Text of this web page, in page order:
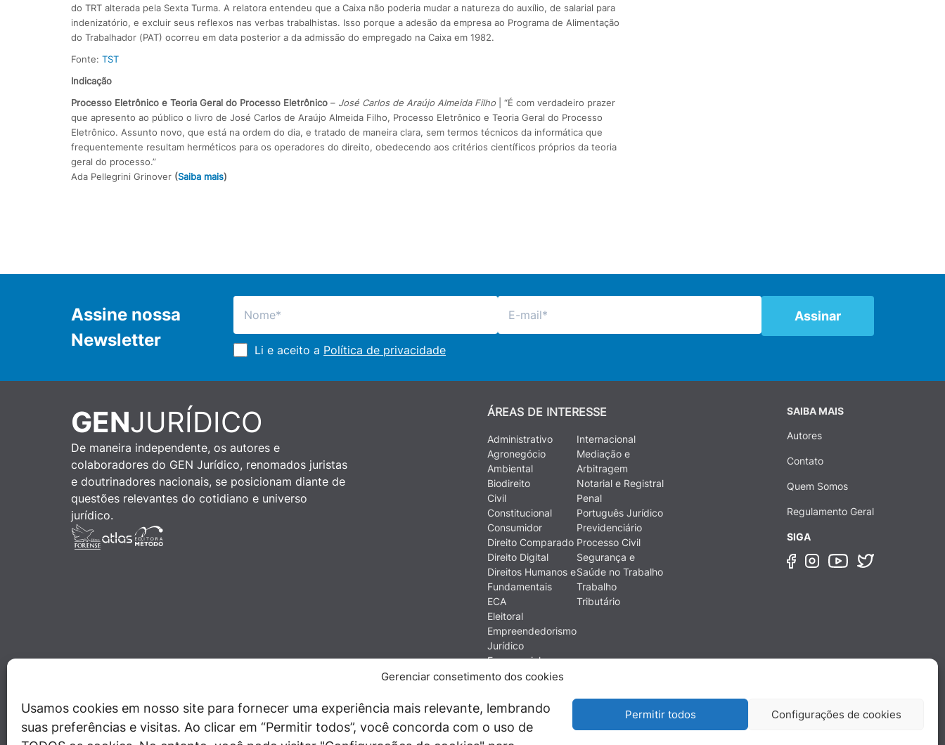
Gerenciar consetimento dos cookies
Usamos cookies em nosso site para fornecer uma experiência mais relevante, lembrando
suas preferências e visitas. Ao clicar em “Permitir todos”, você concorda com o uso de
Permitir todos Configurações de cookies
do TRT alterada pela Sexta Turma. A relatora entendeu que a Caixa não poderia mudar a natureza do auxílio, de salarial para
indenizatório, e excluir seus reflexos nas verbas trabalhistas. Isso porque a adesão da empresa ao Programa de Alimentação
do Trabalhador (PAT) ocorreu em data posterior a da admissão do empregado na Caixa em 1982.
Fonte: TST
Indicação
Processo Eletrônico e Teoria Geral do Processo Eletrônico– José Carlos de Araújo Almeida Filho| “É com verdadeiro prazer
que apresento ao público o livro de José Carlos de Araújo Almeida Filho, Processo Eletrônico e Teoria Geral do Processo
Eletrônico. Assunto novo, que está na ordem do dia, e tratado de maneira clara, sem termos técnicos da informática que
frequentemente resultam herméticos para os operadores do direito, obedecendo aos critérios científicos próprios da teoria
geral do processo.”
Ada Pellegrini Grinover (Saiba mais)
Assine nossa
Newsletter
Li e aceito a Política de privacidade
GENJURÍDICO
De maneira independente, os autores e
colaboradores do GEN Jurídico, renomados juristas
e doutrinadores nacionais, se posicionam diante de
questões relevantes do cotidiano e universo
jurídico.
ÁREAS DE INTERESSE
Administrativo
Agronegócio
Ambiental
Biodireito
Civil
Constitucional
Consumidor
Direito Comparado
Direito Digital
Direitos Humanos e
Fundamentais
ECA
Eleitoral
Empreendedorismo
Jurídico
Empresarial
Ética
Financeiro e
História do Direito
Internacional
Mediação e
Arbitragem
Notarial e Registral
Penal
Português Jurídico
Previdenciário
Processo Civil
Segurança e
Saúde no Trabalho
Trabalho
Tributário
SAIBA MAIS
Autores
Contato
Quem Somos
Regulamento Geral
SIGA